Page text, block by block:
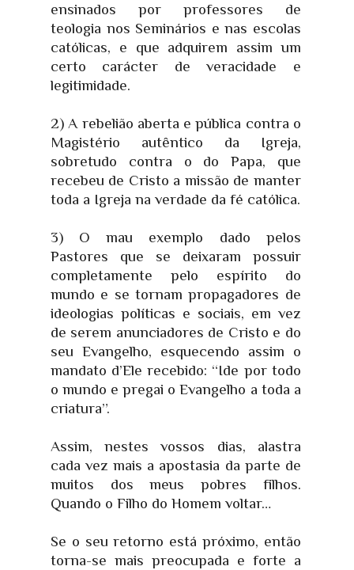
ensinados por professores de
teologia nos Seminários e nas escolas
católicas, e que adquirem assim um
certo carácter de veracidade e
legitimidade.
2) A rebelião aberta e pública contra o
Magistério autêntico da Igreja,
sobretudo contra o do Papa, que
recebeu de Cristo a missão de manter
toda a Igreja na verdade da fé católica.
3) O mau exemplo dado pelos
Pastores que se deixaram possuir
completamente pelo espírito do
mundo e se tornam propagadores de
ideologias políticas e sociais, em vez
de serem anunciadores de Cristo e do
seu Evangelho, esquecendo assim o
mandato d’Ele recebido: “Ide por todo
o mundo e pregai o Evangelho a toda a
criatura”.
Assim, nestes vossos dias, alastra
cada vez mais a apostasia da parte de
muitos dos meus pobres filhos.
Quando o Filho do Homem voltar…
Se o seu retorno está próximo, então
torna-se mais preocupada e forte a